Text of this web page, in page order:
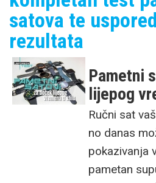
satova te
rezultata
Pametni
lijepog
Ručni sat
no danas
pokazivanja
pametan